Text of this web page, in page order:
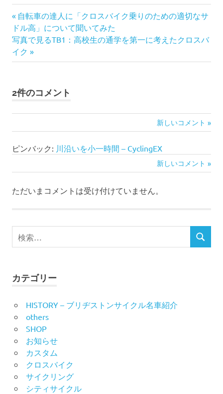
投
稿
ナ
ゲ
シ
ン
前
の
記
事:
自転車の達人に「クロスバイク乗りのための適切なサ
ドル高」について聞いてみた
次
の
記
写真で見るTB1：高校生の通学を第一に考えたクロスバ
イク
2件のコメント
コ
メ
ン
ト
ビ
ゲ
ー
ョ
ン
新しいコメント
ピンバック: 川沿いを小一時間 – CyclingEX
コ
メ
ト
ナ
ビ
ー
シ
ョ
ン
新しいコメント
ただいまコメントは受け付けていません。
検
索
検
カテゴリー
HISTORY – ブリヂストンサイクル名車紹介
others
SHOP
お知らせ
カスタム
クロスバイク
サイクリング
シティサイクル